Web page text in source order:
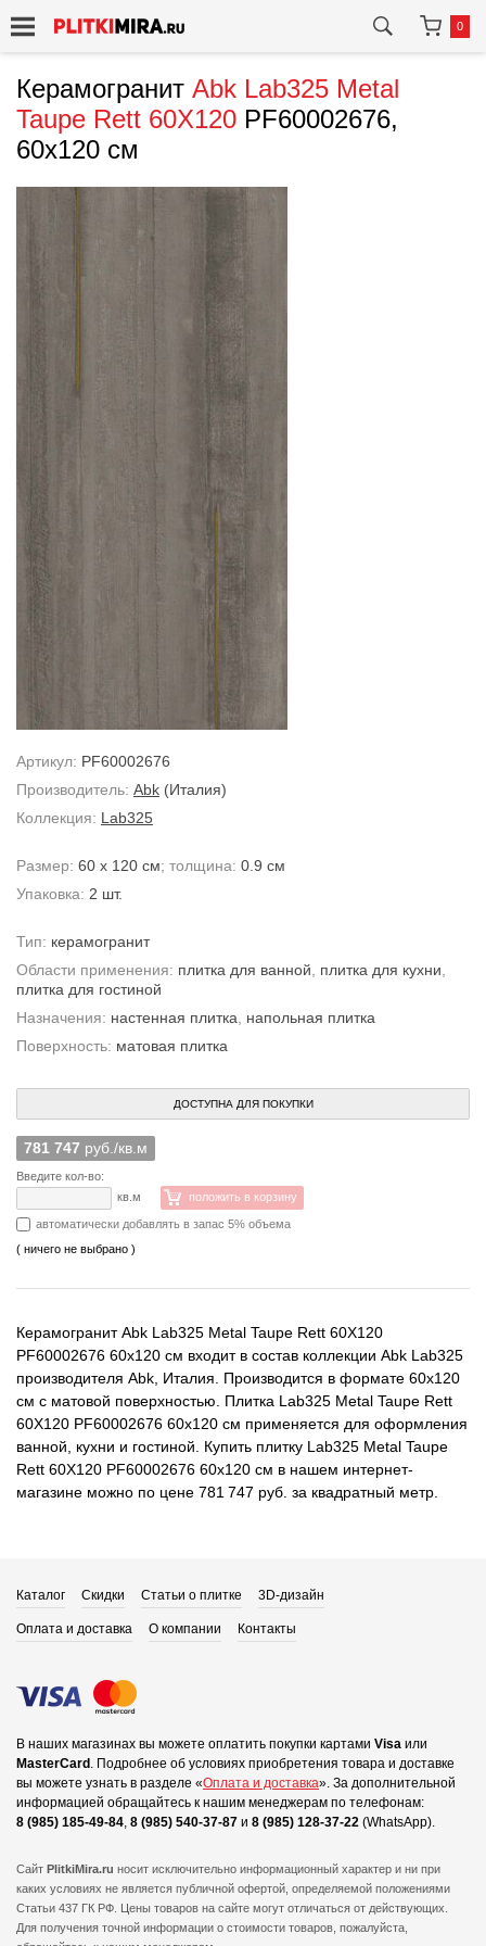
0
Керамогранит Abk Lab325 Metal
Taupe Rett 60X120 PF60002676,
60x120 см
Артикул: PF60002676
Производитель: Abk (Италия)
Коллекция: Lab325
Размер: 60 x 120 см; толщина: 0.9 см
Упаковка: 2 шт.
Тип: керамогранит
Области применения: плитка для ванной плитка для кухни
плитка для гостиной
Назначения: настенная плитка
напольная плитка
Поверхность: матовая плитка
ДОСТУПНА ДЛЯ ПОКУПКИ
781 747 руб./кв.м
Введите кол-во:
кв.м
положить в корзину
автоматически добавлять в запас 5% объема
( ничего не выбрано )
Керамогранит Abk Lab325 Metal Taupe Rett 60X120
PF60002676 60x120 см входит в состав коллекции Abk Lab325
производителя Abk, Италия. Производится в формате 60x120
см с матовой поверхностью. Плитка Lab325 Metal Taupe Rett
60X120 PF60002676 60x120 см применяется для оформления
ванной, кухни и гостиной. Купить плитку Lab325 Metal Taupe
Rett 60X120 PF60002676 60x120 см в нашем интернет-
магазине можно по цене 781 747 руб. за квадратный метр.
Каталог Скидки Статьи о плитке 3D-дизайн
Оплата и доставка О компании Контакты
В наших магазинах вы можете оплатить покупки картами Visa или
MasterCard . Подробнее об условиях приобретения товара и доставке
вы можете узнать в разделе «Оплата и доставка». За дополнительной
информацией обращайтесь к нашим менеджерам по телефонам:
8 (985) 185-49-84, 8 (985) 540-37-87 и 8 (985) 128-37-22 (WhatsApp).
Сайт PlitkiMira.ru носит исключительно информационный характер и ни при
каких условиях не является публичной офертой, определяемой положениями
Статьи 437 ГК РФ. Цены товаров на сайте могут отличаться от действующих.
Для получения точной информации о стоимости товаров, пожалуйста,